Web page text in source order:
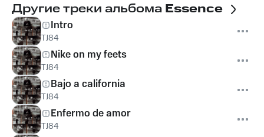
Другие треки альбома Essence
Intro
TJ84
Nike on my feets
TJ84
Bajo a california
TJ84
Enfermo de amor
TJ84